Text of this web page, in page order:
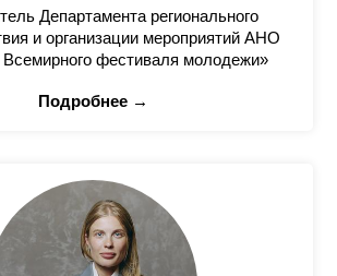
Департамента регионального
и организации мероприятий АНО
фестиваля молодежи»
Подробнее →